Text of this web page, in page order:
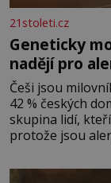
21stoleti.cz
Geneticky
nadějí pro
Češi jsou
42 % českých
skupina lidí,
protože jsou